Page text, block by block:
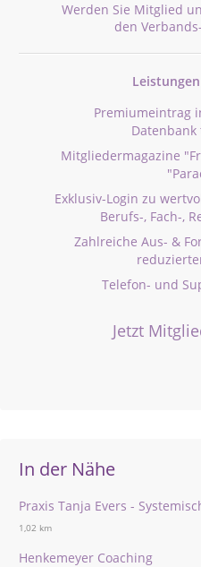
Werden Sie Mitglied
den
Leistungen
Premiumeintrag
Mitgliedermagazine
Exklusiv-Login zu
Berufs-, Fach-,
Zahlreiche Aus- &
Telefon- und
Jetzt
In der Nähe
Praxis Tanja Evers -
1,02 km
Henkemeyer Coaching